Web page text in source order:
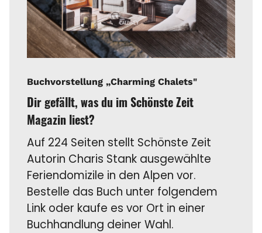
Buchvorstellung „Charming Chalets"
Dir gefällt, was du im Schönste Zeit
Magazin liest?
Auf 224 Seiten stellt Schönste Zeit
Autorin Charis Stank ausgewählte
Feriendomizile in den Alpen vor.
Bestelle das Buch unter folgendem
Link oder kaufe es vor Ort in einer
Buchhandlung deiner Wahl.